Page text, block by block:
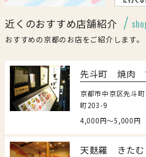
近くのおすすめ店舗紹介
おすすめの京都のお店をご紹介します。
先斗町 焼肉
京都市中京区先斗
町203-9
4,000円～5,000円
天麩羅 きたむ